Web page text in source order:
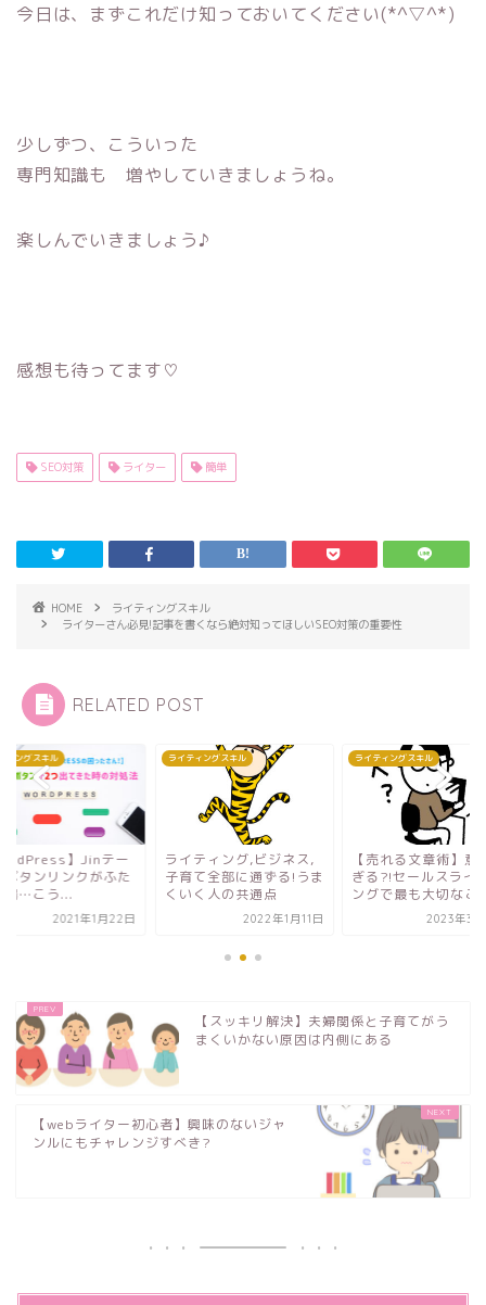
今日は、まずこれだけ知っておいてください(*^▽^*)
少しずつ、こういった
専門知識も 増やしていきましょうね。
楽しんでいきましょう♪
感想も待ってます♡
SEO対策 ライター 簡単
HOME
ライティングスキル
ライターさん必見!記事を書くなら絶対知ってほしいSEO対策の重要性
RELATED POST
ィングスキル
ティング,ビジネス,
て全部に通ずる!うま
人の共通点
2022年1月11日
ライティングスキル
【売れる文章術】意外す
ぎる?!セールスライティ
ングで最も大切なこと
2023年3月20日
ライティングスキル
【WordPress】Jin
マにボタンリンクが
つ登場…こう...
2021年1
【スッキリ解決】夫婦関係と子育てがう
まくいかない原因は内側にある
【webライター初心者】興味のないジャ
ンルにもチャレンジすべき?